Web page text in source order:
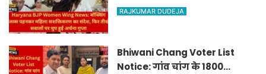
महिला सशक्तिकरण का संदेश, फिर
RAJKUMAR DUDEJA
Bhiwani Chang Voter List
Notice: गांव चांग के 1800